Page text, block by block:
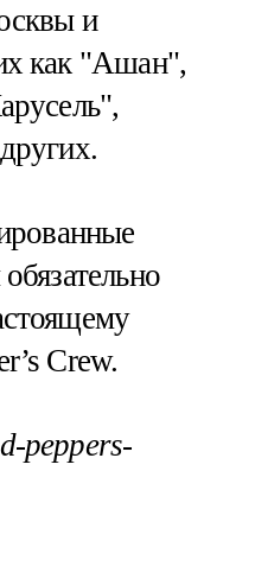
и
как "Ашан",
Crew.
peppers-